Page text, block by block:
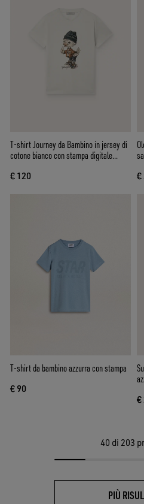
T-shirt Journey da Bambino in jersey di
cotone bianco con stampa digitale
€ 120 €
T-shirt da bambino azzurra con stampa
€ 90
€
40 di 203
PIÙ